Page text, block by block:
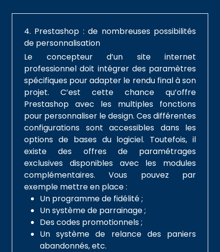
4. Prestashop : de nombreuses possibilités
de personnalisation
Le concepteur d’un site internet
professionnel doit intégrer des paramètres
spécifiques pour adapter le rendu final à son
projet. C’est cette chance qu’offre
Prestashop avec les multiples fonctions
pour personnaliser le design. Ces différentes
configurations sont accessibles dans les
options de bases du logiciel. Toutefois, il
existe des offres de paramétrages
exclusives disponibles avec les modules
complémentaires. Vous pouvez par
exemple mettre en place :
Un programme de fidélité ;
Un système de parrainage ;
Des codes promotionnels ;
Un système de relance des paniers
abandonnés, etc.